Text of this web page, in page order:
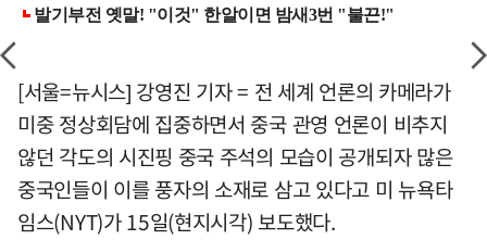
[서울=뉴시스] 강영진 기자 = 전 세계 언론의 카메라가
미중 정상회담에 집중하면서 중국 관영 언론이 비추지
않던 각도의 시진핑 중국 주석의 모습이 공개되자 많은
중국인들이 이를 풍자의 소재로 삼고 있다고 미 뉴욕타
임스(NYT)가 15일(현지시각) 보도했다.